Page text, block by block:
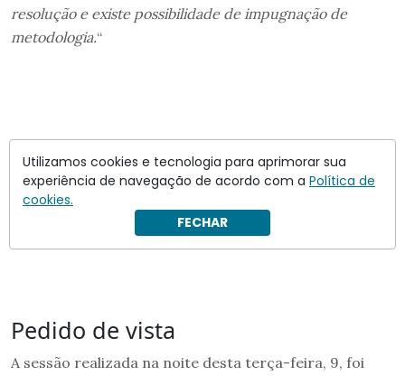
resolução e existe possibilidade de impugnação de
metodologia.“
Pedido de vista
A sessão realizada na noite desta terça-feira, 9, foi
Utilizamos cookies e tecnologia para aprimorar sua
experiência de navegação de acordo com a Política de
cookies.
FECHAR